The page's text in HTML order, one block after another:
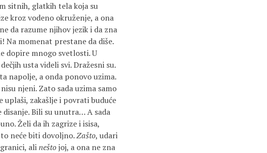
sitnih, glatkih tela koja su
kroz vodeno okruženje, a ona
da razume njihov jezik i da zna
Na momenat prestane da diše.
dopire mnogo svetlosti. U
usta videli svi. Dražesni su.
napolje, a onda ponovo uzima.
njeni. Zato sada uzima samo
uplaši, zakašlje i povrati budu­će
disanje. Bili su unutra… A sada
Želi da ih zagrize i isisa,
neće biti dovoljno.Zašto, udari
alineštojoj, a ona ne zna